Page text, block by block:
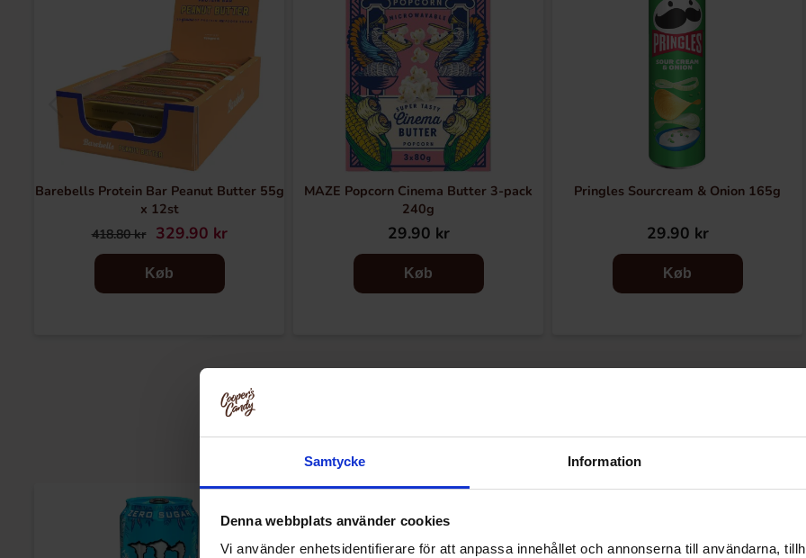
Samtycke Information
Denna webbplats använder cookies
Vi använder enhetsidentifierare för att anpassa innehållet och annonserna till användarna,
Barebells Protein Bar Peanut Butter 55g
x 12st
418.80 kr 329.90 kr
Køb
MAZE Popcorn Cinema Butter 3-pack
240g
29.90 kr
Køb
Pringles Sourcream & Onion 165g
29.90 kr
Køb